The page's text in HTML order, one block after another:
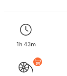
1h 43m